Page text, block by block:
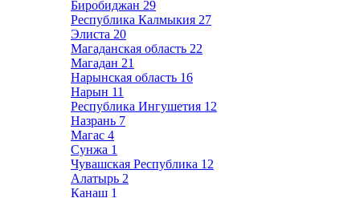
Биробиджан 29
Республика Калмыкия 27
Элиста 20
Магаданская область 22
Магадан 21
Нарынская область 16
Нарын 11
Республика Ингушетия 12
Назрань 7
Магас 4
Сунжа 1
Чувашская Республика 12
Алатырь 2
Канаш 1